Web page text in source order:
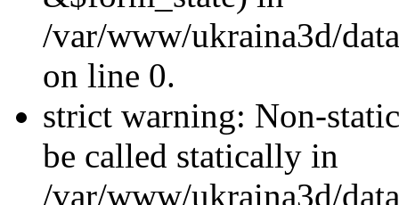
/var/www/ukraina3d/
on line 0.
strict warning: Non-
be called statically in
/var/www/ukraina3d/